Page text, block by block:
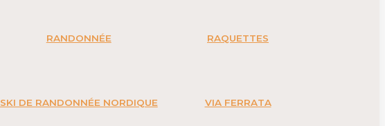
RANDONNÉE RAQUETTES
SKI DE RANDONNÉE NORDIQUE VIA FERRATA